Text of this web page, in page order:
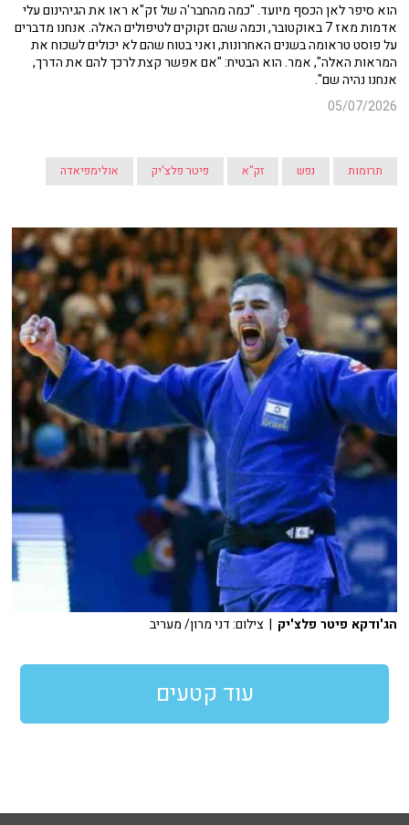
הוא סיפר לאן הכסף מיועד. "כמה מהחבר'ה של זק"א ראו את הגיהינום עלי
אדמות מאז 7 באוקטובר, וכמה שהם זקוקים לטיפולים האלה. אנחנו מדברים
על פוסט טראומה בשנים האחרונות, ואני בטוח שהם לא יכולים לשכוח את
המראות האלה", אמר. הוא הבטיח: "אם אפשר קצת לרכך להם את הדרך,
אנחנו נהיה שם".
05/07/2026
תרומות נפש זק"א פיטר פלצ'יק אולימפיאדה
הג'ודקא פיטר פלצ'יק | צילום: דני מרון/ מעריב
עוד קטעים